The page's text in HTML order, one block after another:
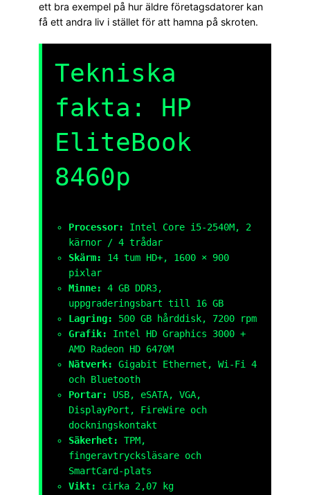
ett bra exempel på hur äldre företagsdatorer kan
få ett andra liv i stället för att hamna på skroten.
Tekniska
fakta: HP
EliteBook
8460p
Processor:
Intel Core i5-2540M, 2
kärnor / 4 trådar
Skärm:
14 tum HD+, 1600 × 900
pixlar
Minne:
4 GB DDR3,
uppgraderingsbart till 16 GB
Lagring:
500 GB hårddisk, 7200 rpm
Grafik:
Intel HD Graphics 3000 +
AMD Radeon HD 6470M
Nätverk:
Gigabit Ethernet, Wi-Fi 4
och Bluetooth
Portar:
USB, eSATA, VGA,
DisplayPort, FireWire och
dockningskontakt
Säkerhet:
TPM,
fingeravtrycksläsare och
SmartCard-plats
Vikt:
cirka 2,07 kg